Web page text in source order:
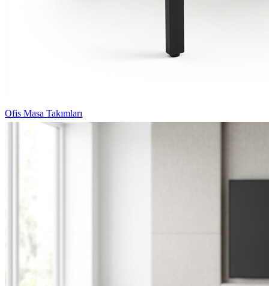
Ofis Masa Takımları